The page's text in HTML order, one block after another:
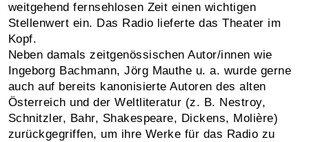
weitgehend fernsehlosen Zeit einen wichtigen
Stellenwert ein. Das Radio lieferte das Theater im
Kopf.
Neben damals zeitgenössischen Autor/innen wie
Ingeborg Bachmann, Jörg Mauthe u. a. wurde gerne
auch auf bereits kanonisierte Autoren des alten
Österreich und der Weltliteratur (z. B. Nestroy,
Schnitzler, Bahr, Shakespeare, Dickens, Molière)
zurückgegriffen, um ihre Werke für das Radio zu